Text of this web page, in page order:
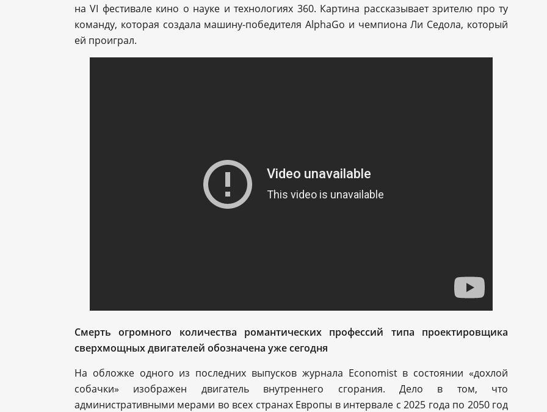
на VI фестивале кино о науке и технологиях 360. Картина рассказывает зрителю про ту
команду, которая создала машину-победителя AlphaGo и чемпиона Ли Седола, который
ей проиграл.
Смерть огромного количества романтических профессий типа проектировщика
сверхмощных двигателей обозначена уже сегодня
На обложке одного из последних выпусков журнала Economist в состоянии «дохлой
собачки» изображен двигатель внутреннего сгорания. Дело в том, что
административными мерами во всех странах Европы в интервале с 2025 года по 2050 год